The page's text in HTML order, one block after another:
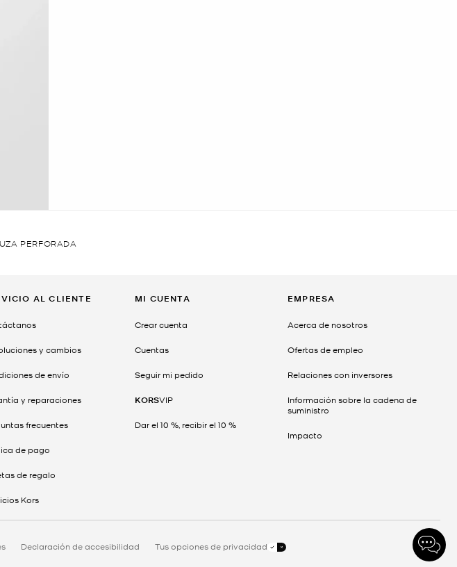
PERFORADA
AL CLIENTE
y cambios
de envío
y reparaciones
frecuentes
de pago
de regalo
Kors
MI CUENTA
Crear cuenta
Cuentas
Seguir mi pedido
KORSVIP
Dar el 10 %, recibir el 10 %
EMPRESA
Acerca de nosotros
Ofertas de empleo
Relaciones con inversores
Información sobre la cadena de
suministro
Impacto
Declaración de accesibilidad Tus opciones de privacidad